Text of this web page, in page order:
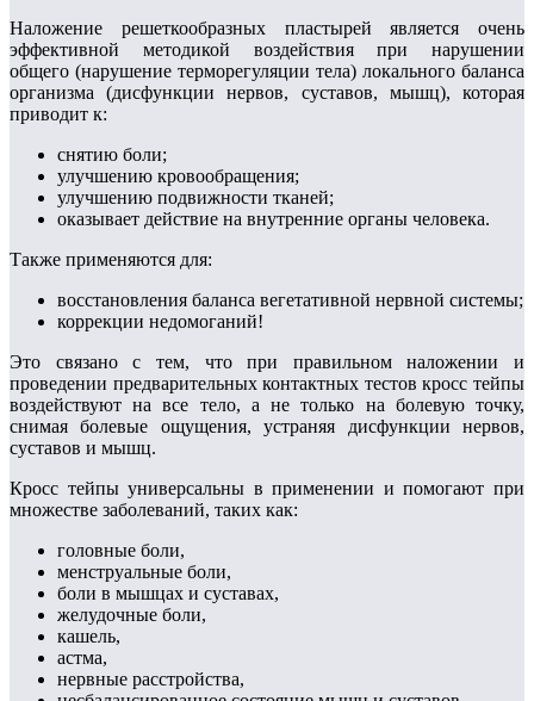
Наложение решеткообразных пластырей является очень
эффективной методикой воздействия при нарушении
общего (нарушение терморегуляции тела) локального баланса
организма (дисфункции нервов, суставов, мышц), которая
приводит к:
снятию боли;
улучшению кровообращения;
улучшению подвижности тканей;
оказывает действие на внутренние органы человека.
Также применяются для:
восстановления баланса вегетативной нервной системы;
коррекции недомоганий!
Это связано с тем, что при правильном наложении и
проведении предварительных контактных тестов кросс тейпы
воздействуют на все тело, а не только на болевую точку,
снимая болевые ощущения, устраняя дисфункции нервов,
суставов и мышц.
Кросс тейпы универсальны в применении и помогают при
множестве заболеваний, таких как:
головные боли,
менструальные боли,
боли в мышцах и суставах,
желудочные боли,
кашель,
астма,
нервные расстройства,